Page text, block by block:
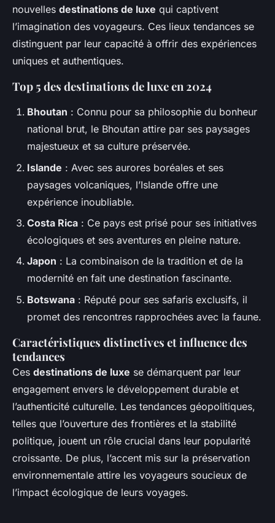
nouvelles destinations de luxe qui captivent
l’imagination des voyageurs. Ces lieux tendances se
distinguent par leur capacité à offrir des expériences
uniques et authentiques.
Top 5 des destinations de luxe en 2024
Bhoutan : Connu pour sa philosophie du bonheur
national brut, le Bhoutan attire par ses paysages
majestueux et sa culture préservée.
Islande : Avec ses aurores boréales et ses
paysages volcaniques, l’Islande offre une
expérience inoubliable.
Costa Rica : Ce pays est prisé pour ses initiatives
écologiques et ses aventures en pleine nature.
Japon : La combinaison de la tradition et de la
modernité en fait une destination fascinante.
Botswana : Réputé pour ses safaris exclusifs, il
promet des rencontres rapprochées avec la faune.
Caractéristiques distinctives et influence des
tendances
Ces destinations de luxe se démarquent par leur
engagement envers le développement durable et
l’authenticité culturelle. Les tendances géopolitiques,
telles que l’ouverture des frontières et la stabilité
politique, jouent un rôle crucial dans leur popularité
croissante. De plus, l’accent mis sur la préservation
environnementale attire les voyageurs soucieux de
l’impact écologique de leurs voyages.